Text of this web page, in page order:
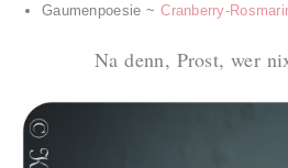
Gaumenpoesie ~Cranberry-
Na denn, Prost, wer